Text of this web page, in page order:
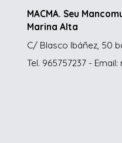
MACMA. Seu
Marina Alta
C/ Blasco Ibáñez, 50
Tel. 965757237 -